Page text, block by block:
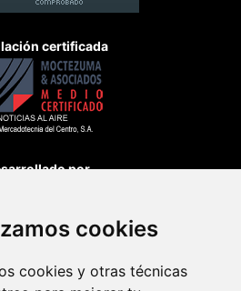
cookies
cookies y otras técnicas
certificada
por